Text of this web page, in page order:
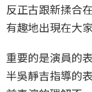
反正古跟新揉合
有趣地出現在大
重要的是演員的
半吳靜吉指導的